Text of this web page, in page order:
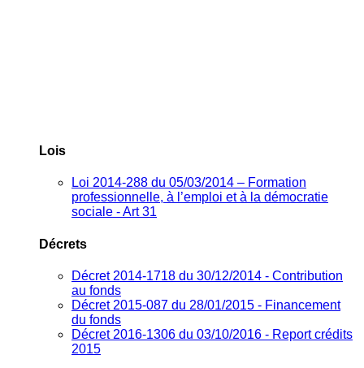
Lois
Loi 2014-288 du 05/03/2014 – Formation
professionnelle, à l’emploi et à la démocratie
sociale - Art 31
Décrets
Décret 2014-1718 du 30/12/2014 - Contribution
au fonds
Décret 2015-087 du 28/01/2015 - Financement
du fonds
Décret 2016-1306 du 03/10/2016 - Report crédits
2015